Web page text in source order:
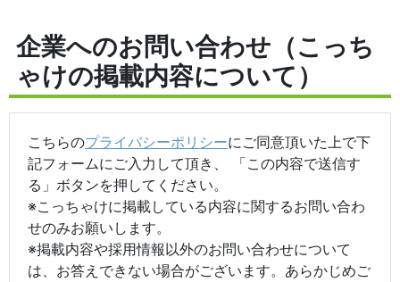
企業へのお問い合わせ（こっち
ゃけの掲載内容について）
こちらのプライバシーポリシーにご同意頂いた上で下
記フォームにご入力して頂き、 「この内容で送信す
る」ボタンを押してください。
※こっちゃけに掲載している内容に関するお問い合わ
せのみお願いします。
※掲載内容や採用情報以外のお問い合わせについて
は、お答えできない場合がございます。あらかじめご